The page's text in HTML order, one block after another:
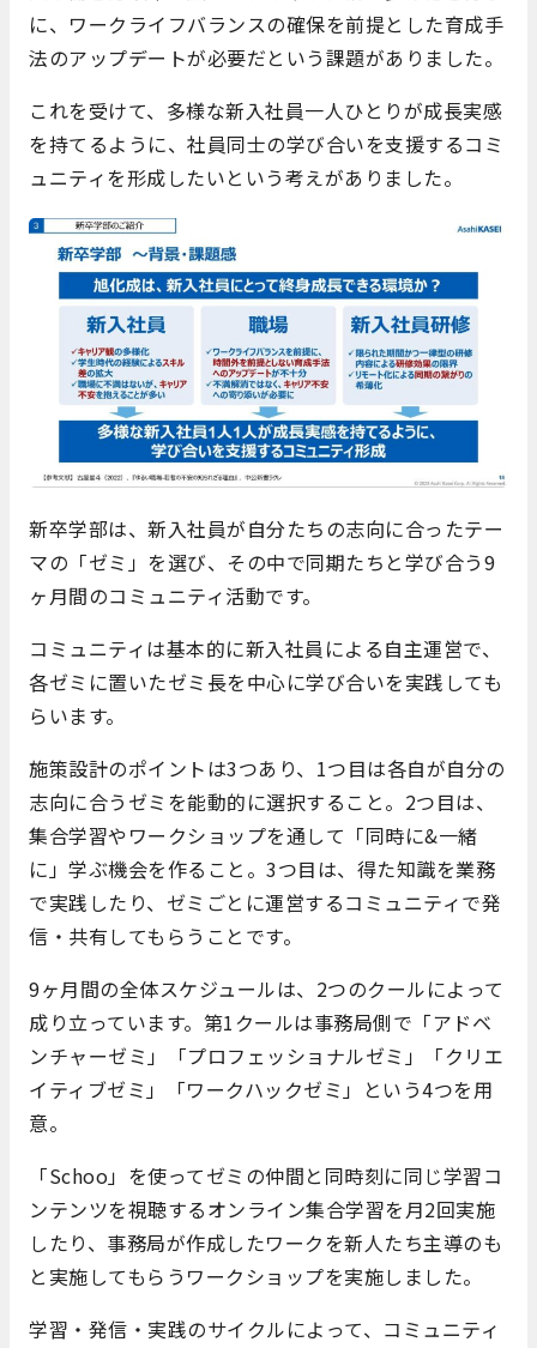
に、ワークライフバランスの確保を前提とした育成手
法のアップデートが必要だという課題がありました。
これを受けて、多様な新入社員一人ひとりが成長実感
を持てるように、社員同士の学び合いを支援するコミ
ュニティを形成したいという考えがありました。
新卒学部は、新入社員が自分たちの志向に合ったテー
マの「ゼミ」を選び、その中で同期たちと学び合う9
ヶ月間のコミュニティ活動です。
コミュニティは基本的に新入社員による自主運営で、
各ゼミに置いたゼミ長を中心に学び合いを実践しても
らいます。
施策設計のポイントは3つあり、1つ目は各自が自分の
志向に合うゼミを能動的に選択すること。2つ目は、
集合学習やワークショップを通して「同時に&一緒
に」学ぶ機会を作ること。3つ目は、得た知識を業務
で実践したり、ゼミごとに運営するコミュニティで発
信・共有してもらうことです。
9ヶ月間の全体スケジュールは、2つのクールによって
成り立っています。第1クールは事務局側で「アドベ
ンチャーゼミ」「プロフェッショナルゼミ」「クリエ
イティブゼミ」「ワークハックゼミ」という4つを用
意。
「Schoo」を使ってゼミの仲間と同時刻に同じ学習コ
ンテンツを視聴するオンライン集合学習を月2回実施
したり、事務局が作成したワークを新人たち主導のも
と実施してもらうワークショップを実施しました。
学習・発信・実践のサイクルによって、コミュニティ